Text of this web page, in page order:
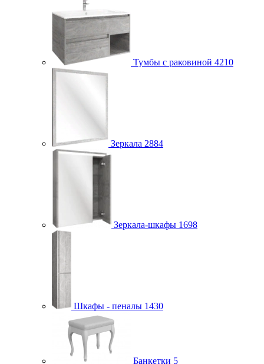
Тумбы с раковиной 4210
Зеркала 2884
Зеркала-шкафы 1698
Шкафы - пеналы 1430
Банкетки 5